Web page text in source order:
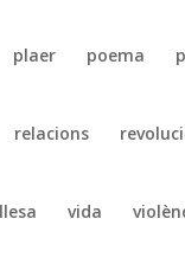
plaer poema
relacions
vida